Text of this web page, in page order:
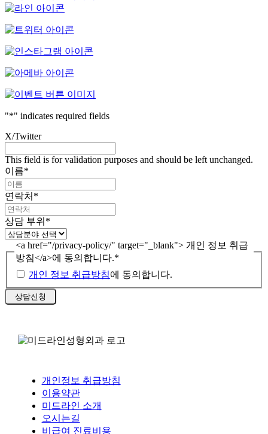
"*" indicates required fields
X/Twitter
This field is for validation purposes and should be left unchanged.
이름*
연락처 *
상담 부위 *
<a href="/privacy-policy/" target="_blank"> 개인 정보 취급
방침</a>에 동의합니다.*
개인 정보 취급방침에 동의합니다.
개인정보 취급방침
이용약관
미드라인 소개
오시는길
비급여 진료비용